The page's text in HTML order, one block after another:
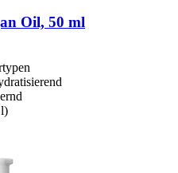
Oil, 50 ml